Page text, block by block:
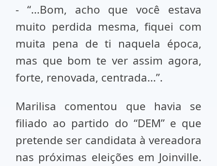
- “...Bom, acho que você estava
muito perdida mesma, fiquei com
muita pena de ti naquela época,
mas que bom te ver assim agora,
forte, renovada, centrada...”.
Marilisa comentou que havia se
filiado ao partido do “DEM” e que
pretende ser candidata à vereadora
nas próximas eleições em Joinville.